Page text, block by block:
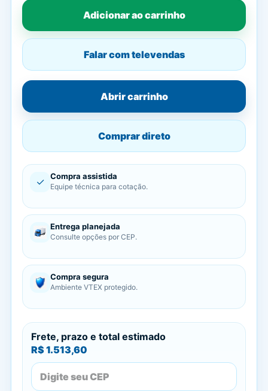
Adicionar ao carrinho
Falar com televendas
Abrir carrinho
Comprar direto
✓ Compra assistida
Equipe técnica para cotação.
Entrega planejada
Consulte opções por CEP.
Compra segura
Ambiente VTEX protegido.
Frete, prazo e total estimado
R$ 1.513,60